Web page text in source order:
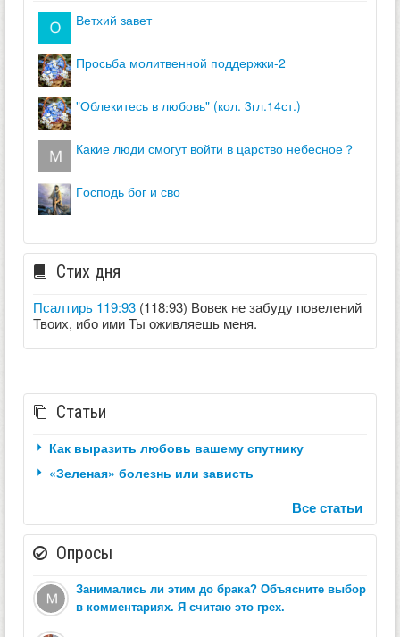
ветхий завет
просьба молитвенной поддержки-2
"облекитесь в любовь" (кол. 3гл.14ст.)
какие люди смогут войти в царство небесное？
господь бог и сво
Стих дня
Псалтирь 119:93 (118:93) Вовек не забуду повелений
Твоих, ибо ими Ты оживляешь меня.
Статьи
Как выразить любовь вашему спутнику
«Зеленая» болезнь или зависть
Все статьи
Опросы
Занимались ли этим до брака? Объясните выбор
в комментариях. Я считаю это грех.